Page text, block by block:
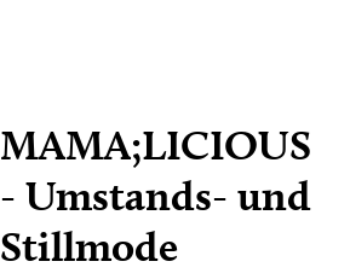
MAMA;LICIOUS
- Umstands- und
Stillmode